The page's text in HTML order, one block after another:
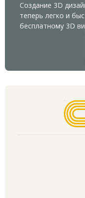
Создание 3D
теперь легко и
бесплатному 3D